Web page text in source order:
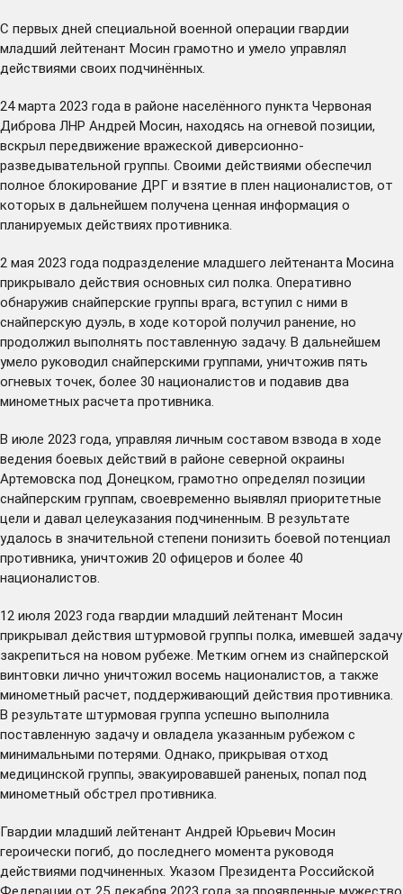
С первых дней специальной военной операции гвардии
младший лейтенант Мосин грамотно и умело управлял
действиями своих подчинённых.
24 марта 2023 года в районе населённого пункта Червоная
Диброва ЛНР Андрей Мосин, находясь на огневой позиции,
вскрыл передвижение вражеской диверсионно-
разведывательной группы. Своими действиями обеспечил
полное блокирование ДРГ и взятие в плен националистов, от
которых в дальнейшем получена ценная информация о
планируемых действиях противника.
2 мая 2023 года подразделение младшего лейтенанта Мосина
прикрывало действия основных сил полка. Оперативно
обнаружив снайперские группы врага, вступил с ними в
снайперскую дуэль, в ходе которой получил ранение, но
продолжил выполнять поставленную задачу. В дальнейшем
умело руководил снайперскими группами, уничтожив пять
огневых точек, более 30 националистов и подавив два
минометных расчета противника.
В июле 2023 года, управляя личным составом взвода в ходе
ведения боевых действий в районе северной окраины
Артемовска под Донецком, грамотно определял позиции
снайперским группам, своевременно выявлял приоритетные
цели и давал целеуказания подчиненным. В результате
удалось в значительной степени понизить боевой потенциал
противника, уничтожив 20 офицеров и более 40
националистов.
12 июля 2023 года гвардии младший лейтенант Мосин
прикрывал действия штурмовой группы полка, имевшей задачу
закрепиться на новом рубеже. Метким огнем из снайперской
винтовки лично уничтожил восемь националистов, а также
минометный расчет, поддерживающий действия противника.
В результате штурмовая группа успешно выполнила
поставленную задачу и овладела указанным рубежом с
минимальными потерями. Однако, прикрывая отход
медицинской группы, эвакуировавшей раненых, попал под
минометный обстрел противника.
Гвардии младший лейтенант Андрей Юрьевич Мосин
героически погиб, до последнего момента руководя
действиями подчиненных. Указом Президента Российской